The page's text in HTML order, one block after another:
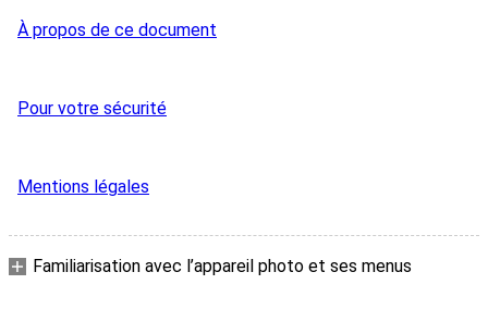
À propos de ce document
Pour votre sécurité
Mentions légales
Familiarisation avec l’appareil photo et ses menus